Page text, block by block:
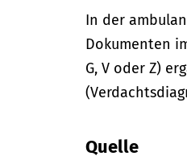
In der
Dokumenten
G, V oder Z)
Quelle